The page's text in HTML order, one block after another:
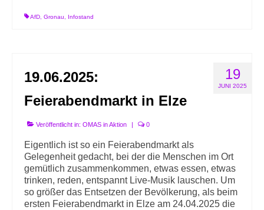
AfD Gronau Infostand
19
JUNI 2025
19.06.2025:
Feierabendmarkt in Elze
Veröffentlicht in: OMAS in Aktion | 0
Eigentlich ist so ein Feierabendmarkt als
Gelegenheit gedacht, bei der die Menschen im Ort
gemütlich zusammenkommen, etwas essen, etwas
trinken, reden, entspannt Live-Musik lauschen. Um
so größer das Entsetzen der Bevölkerung, als beim
ersten Feierabendmarkt in Elze am 24.04.2025 die